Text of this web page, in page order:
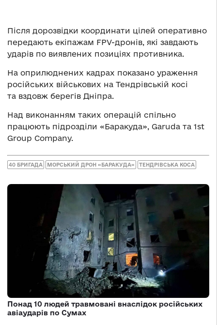
Після дорозвідки координати цілей оперативно
передають екіпажам FPV-дронів, які завдають
ударів по виявлених позиціях противника.
На оприлюднених кадрах показано ураження
російських військових на Тендрівській косі
та вздовж берегів Дніпра.
Над виконанням таких операцій спільно
працюють підрозділи «Баракуда», Garuda та 1st
Group Company.
40 БРИГАДА МОРСЬКИЙ ДРОН «БАРАКУДА» ТЕНДРІВСЬКА КОСА
Понад 10 людей травмовані внаслідок російських
авіаударів по Сумах